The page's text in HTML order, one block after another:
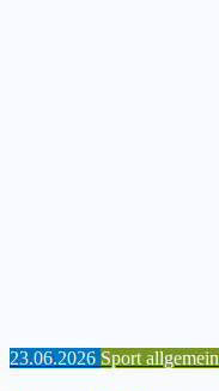
23.06.2026 Sport allgemein